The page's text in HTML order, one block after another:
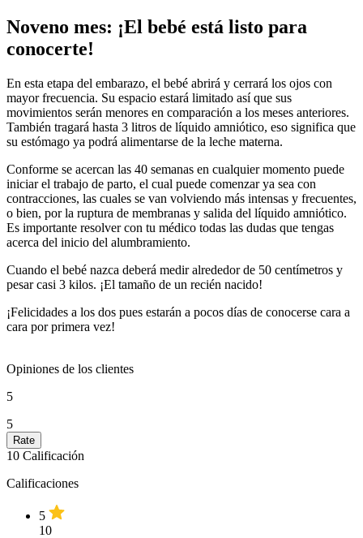
Noveno mes: ¡El bebé está listo para
conocerte!
En esta etapa del embarazo, el bebé abrirá y cerrará los ojos con
mayor frecuencia. Su espacio estará limitado así que sus
movimientos serán menores en comparación a los meses anteriores.
También tragará hasta 3 litros de líquido amniótico, eso significa que
su estómago ya podrá alimentarse de la leche materna.
Conforme se acercan las 40 semanas en cualquier momento puede
iniciar el trabajo de parto, el cual puede comenzar ya sea con
contracciones, las cuales se van volviendo más intensas y frecuentes,
o bien, por la ruptura de membranas y salida del líquido amniótico.
Es importante resolver con tu médico todas las dudas que tengas
acerca del inicio del alumbramiento.
Cuando el bebé nazca deberá medir alrededor de 50 centímetros y
pesar casi 3 kilos. ¡El tamaño de un recién nacido!
¡Felicidades a los dos pues estarán a pocos días de conocerse cara a
cara por primera vez!
Opiniones de los clientes
5
5
10 Calificación
Calificaciones
5
10